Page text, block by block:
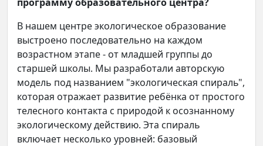
В нашем центре экологическое образование
выстроено последовательно на каждом
возрастном этапе - от младшей группы до
старшей школы. Мы разработали авторскую
модель под названием "экологическая спираль",
которая отражает развитие ребёнка от простого
телесного контакта с природой к осознанному
экологическому действию. Эта спираль
включает несколько уровней: базовый